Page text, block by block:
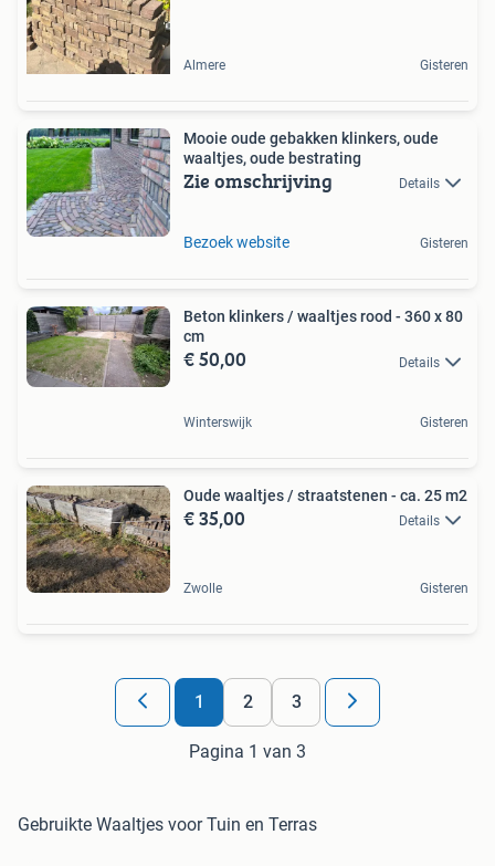
Almere Gisteren
Mooie oude gebakken klinkers, oude
waaltjes, oude bestrating
Zie omschrijving Details
Bezoek website Gisteren
Beton klinkers / waaltjes rood - 360 x 80
cm
€ 50,00 Details
Winterswijk Gisteren
Oude waaltjes / straatstenen - ca. 25 m2
€ 35,00 Details
Zwolle Gisteren
1 2 3
Pagina 1 van 3
Gebruikte Waaltjes voor Tuin en Terras